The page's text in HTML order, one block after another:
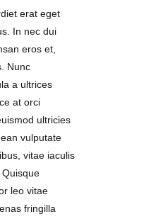
erat eget
In nec dui
eros et,
Nunc
a ultrices
at orci
ultricies
vulputate
vitae iaculis
leo vitae
fringilla